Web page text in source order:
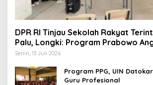
DPR RI Tinjau Sekolah Rakyat
Palu, Longki: Program Prabowo
Anak Miskin
Senin, 13 Juli 2026
Program PPG, UIN
Guru Profesional